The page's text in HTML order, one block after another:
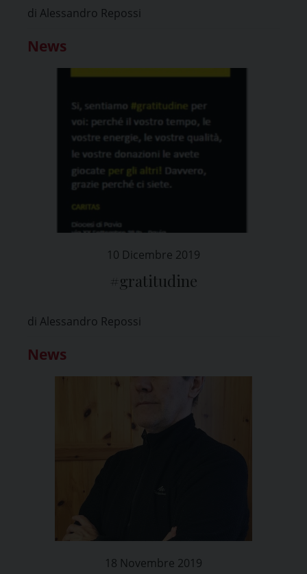
di Alessandro Repossi
News
10 Dicembre 2019
#gratitudine
di Alessandro Repossi
News
18 Novembre 2019